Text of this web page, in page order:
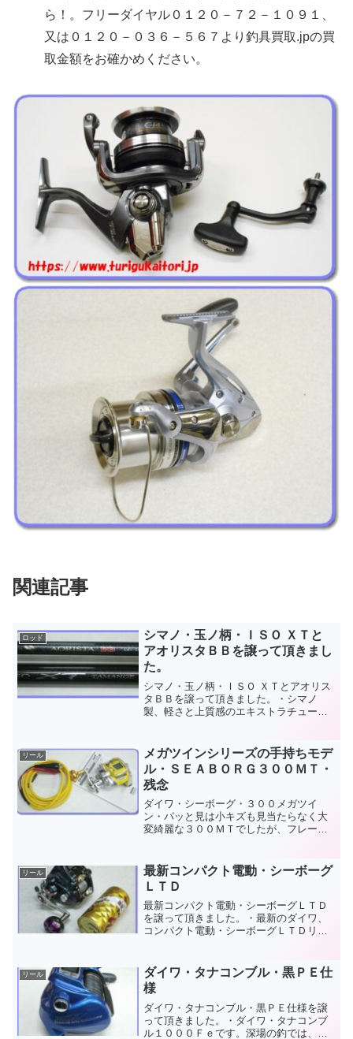
ら！。フリーダイヤル０１２０－７２－１０９１、
又は０１２０－０３６－５６７より釣具買取.jpの買
取金額をお確かめください。
関連記事
ロッド
シマノ・玉ノ柄・ＩＳＯ ＸＴと
アオリスタＢＢを譲って頂きまし
た。
シマノ・玉ノ柄・ＩＳＯ ＸＴとアオリス
タＢＢを譲って頂きました。・シマノ
製、軽さと上質感のエキストラチューン
ーガイドタイプのアオリイカ専用ロッド
アオリスタＢＢ ＭＨ５...
リール
メガツインシリーズの手持ちモデ
ル・ＳＥＡＢＯＲＧ３００ＭＴ・
残念
ダイワ・シーボーグ・３００メガツイ
ン・パッと見は小キズも見当たらなく大
変綺麗な３００ＭＴでしたが、フレーム
はフレーム周りの塗装の浮きや剥がれが
多いように思います。レ...
リール
最新コンパクト電動・シーボーグ
ＬＴＤ
最新コンパクト電動・シーボーグＬＴＤ
を譲って頂きました。・最新のダイワ、
コンパクト電動・シーボーグＬＴＤリミ
４２ｋｇの「スモールモンスター、シー
ボーグ２００Ｊ」に、アル...
リール
ダイワ・タナコンブル・黒ＰＥ仕
様
ダイワ・タナコンブル・黒ＰＥ仕様を譲
って頂きました。・ダイワ・タナコンブ
ル１０００Ｆｅです。深場の釣では、途